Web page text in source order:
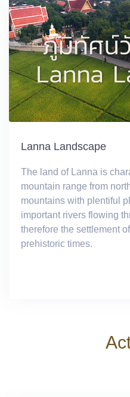
Lanna Landscape
The land of Lanna is
mountain range from
mountains with plentiful
important rivers flowing
therefore the settlement
prehistoric times.